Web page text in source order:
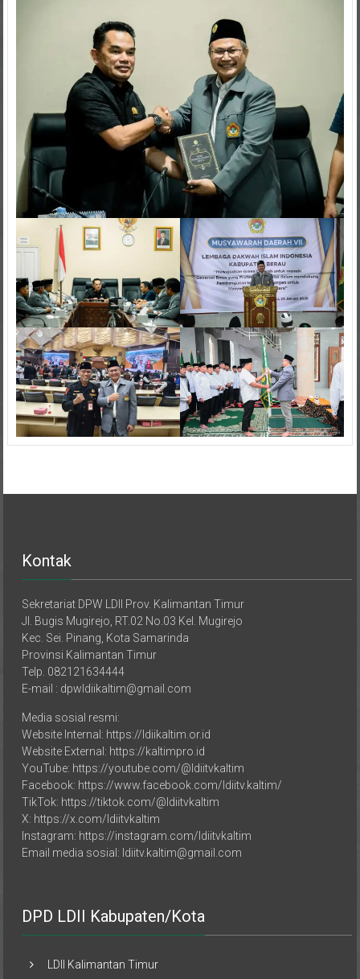
Jl. Bugis Mugirejo, RT.02 No.03 Kel. Mugirejo
Kec. Sei. Pinang, Kota Samarinda
Provinsi Kalimantan Timur
Telp. 082121634444
E-mail : dpwldiikaltim@gmail.com
Website Internal: https://ldiikaltim.or.id
Website External: https://kaltimpro.id
YouTube: https://youtube.com/@ldiitvkaltim
Facebook: https://www.facebook.com/ldiitv.kaltim/
TikTok: https://tiktok.com/@ldiitvkaltim
X: https://x.com/ldiitvkaltim
Instagram: https://instagram.com/ldiitvkaltim
Email media sosial: ldiitv.kaltim@gmail.com